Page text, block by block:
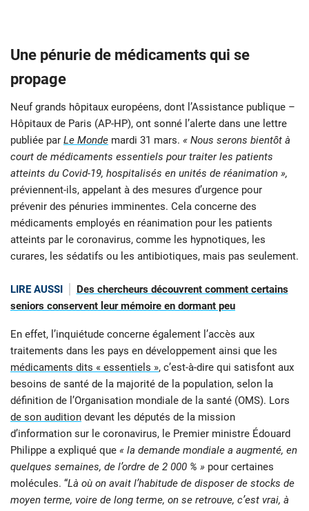
Une pénurie de médicaments qui se
propage
Neuf grands hôpitaux européens, dont l’Assistance publique –
Hôpitaux de Paris (AP-HP), ont sonné l’alerte dans une lettre
publiée par Le Monde mardi 31 mars. « Nous serons bientôt à
court de médicaments essentiels pour traiter les patients
atteints du Covid-19, hospitalisés en unités de réanimation »,
préviennent-ils, appelant à des mesures d’urgence pour
prévenir des pénuries imminentes. Cela concerne des
médicaments employés en réanimation pour les patients
atteints par le coronavirus, comme les hypnotiques, les
curares, les sédatifs ou les antibiotiques, mais pas seulement.
LIRE AUSSI
Des chercheurs découvrent comment certains
seniors conservent leur mémoire en dormant peu
En effet, l’inquiétude concerne également l’accès aux
traitements dans les pays en développement ainsi que les
médicaments dits « essentiels », c’est-à-dire qui satisfont aux
besoins de santé de la majorité de la population, selon la
définition de l’Organisation mondiale de la santé (OMS). Lors
de son audition devant les députés de la mission
d’information sur le coronavirus, le Premier ministre Édouard
Philippe a expliqué que « la demande mondiale a augmenté, en
quelques semaines, de l’ordre de 2 000 % » pour certaines
molécules. “Là où on avait l’habitude de disposer de stocks de
moyen terme, voire de long terme, on se retrouve, c’est vrai, à